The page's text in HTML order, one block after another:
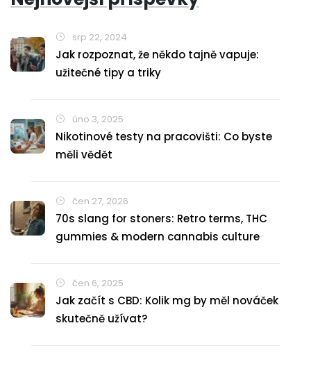
srp 22, 2024
Jak rozpoznat, že někdo tajně vapuje:
užitečné tipy a triky
úno 3, 2025
Nikotinové testy na pracovišti: Co byste
měli vědět
čen 27, 2026
70s slang for stoners: Retro terms, THC
gummies & modern cannabis culture
čen 6, 2025
Jak začít s CBD: Kolik mg by měl nováček
skutečně užívat?